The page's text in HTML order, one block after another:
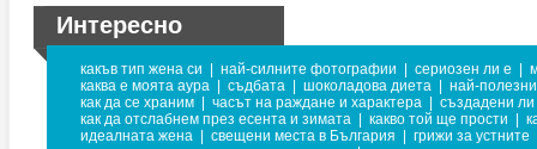
Интересно
какъв тип жена си най-силните фотографии сериозен ли е
каква е моята аура
съдбата шоколадова диета
най-
как да се храним
часът на раждане и характера
създадени ли
как да отслабнем през есента и зимата
какво той ще прости
идеалната жена
свещени места в България
грижи за устните